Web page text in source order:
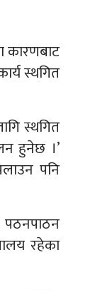
कारणबाट
स्थगित
स्थगित
हुनेछ ।’
पनि
पठनपाठन
रहेका